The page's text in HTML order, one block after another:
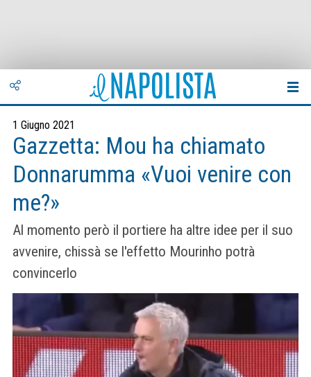
1 Giugno 2021
Gazzetta: Mou ha chiamato
Donnarumma «Vuoi venire con
me?»
Al momento però il portiere ha altre idee per il suo
avvenire, chissà se l'effetto Mourinho potrà
convincerlo